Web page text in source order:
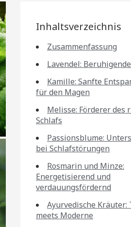
Inhaltsverzeichnis
Zusammenfassung
Lavendel:
Kamille: Sanfte
für den Magen
Melisse: Förderer des
Schlafs
Passionsblume:
bei Schlafstörungen
Rosmarin und Minze:
Energetisierend und
verdauungsfördernd
Ayurvedische Kräuter:
meets Moderne